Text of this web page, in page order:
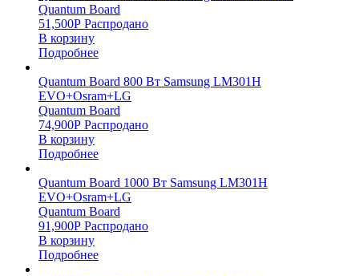
Quantum Board
51,500Р Распродано
В корзину
Подробнее
Quantum Board 800 Вт Samsung LM301H
EVO+Osram+LG
Quantum Board
74,900Р Распродано
В корзину
Подробнее
Quantum Board 1000 Вт Samsung LM301H
EVO+Osram+LG
Quantum Board
91,900Р Распродано
В корзину
Подробнее